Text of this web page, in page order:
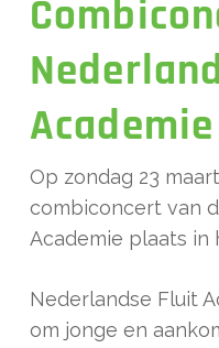
Academie
Op zondag 23
combiconcert van
Academie plaats in
Nederlandse Fluit
om jonge en